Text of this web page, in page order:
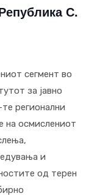
С.
сегмент во
за јавно
регионални
на осмислениот
и
од терен